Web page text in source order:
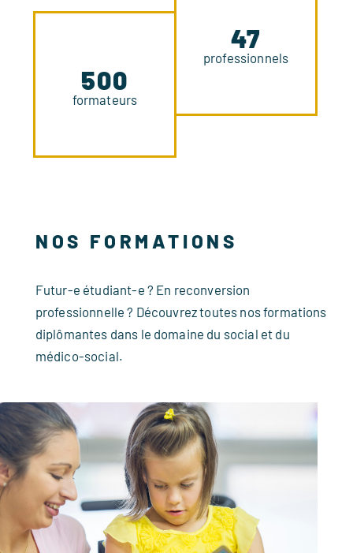
500
formateurs
47
professionnels
NOS FORMATIONS
Futur-e étudiant-e ? En reconversion
professionnelle ? Découvrez toutes nos formations
diplômantes dans le domaine du social et du
médico-social.